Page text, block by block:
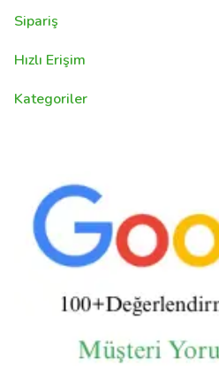
Sipariş
Hızlı Erişim
Kategoriler